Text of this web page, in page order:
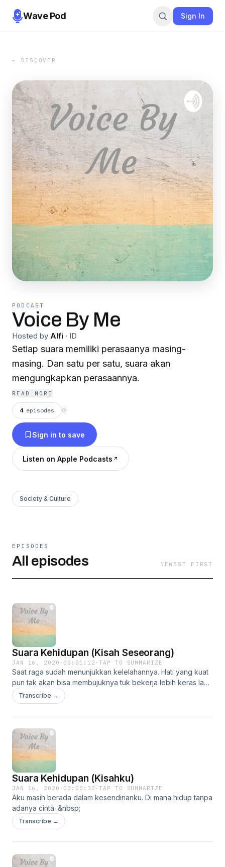
Wave Pod Sign In
← DISCOVER
PODCAST
Voice By Me
Hosted by Alfi · ID
Setiap suara memiliki perasaanya masing-
masing. Dan satu per satu, suara akan
mengungkapkan perasaannya.
READ MORE
4 episodes ⟳
Sign in to save
Listen on Apple Podcasts
Society & Culture
EPISODES
All episodes NEWEST FIRST
Suara Kehidupan (Kisah Seseorang)
JAN 16, 2020 · 00:01:12 ·TAP TO SUMMARIZE
Saat raga sudah menunjukkan kelelahannya. Hati yang kuat
pun tak akan bisa membujuknya tuk bekerja lebih keras lagi.
Hanya Istirahlah yang mampu mengobatinya.
Transcribe →
Suara Kehidupan (Kisahku)
JAN 16, 2020 · 00:00:32 ·TAP TO SUMMARIZE
Aku masih berada dalam kesendirianku. Di mana hidup tanpa
adanya cinta. &nbsp;
Transcribe →